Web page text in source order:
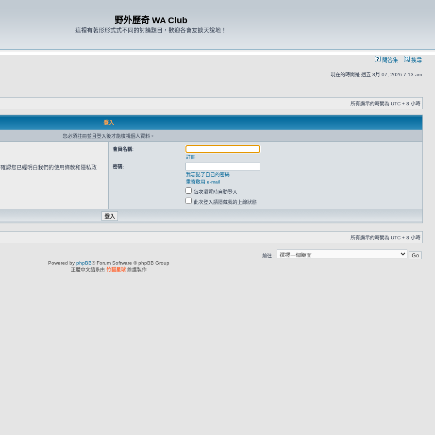
野外歷奇 WA Club
這裡有著形形式式不同的討論題目，歡迎各會友談天說地！
問答集 搜尋
現在的時間是 週五 8月 07, 2026 7:13 am
所有顯示的時間為 UTC + 8 小時
登入
您必須註冊並且登入後才能檢視個人資料。
認您已經明白我們的使用條款和隱私政
會員名稱:
註冊
密碼:
我忘記了自己的密碼
重寄啟用 e-mail
每次瀏覽時自動登入
此次登入請隱藏我的上線狀態
所有顯示的時間為 UTC + 8 小時
前往 :
Powered by phpBB® Forum Software © phpBB Group
正體中文語系由 竹貓星球 維護製作